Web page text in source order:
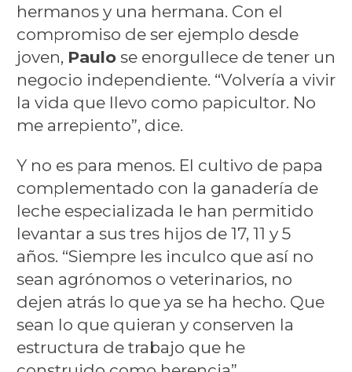
hermanos y una hermana. Con el
compromiso de ser ejemplo desde
joven, Paulose enorgullece de tener un
negocio independiente. “Volvería a vivir
la vida que llevo como papicultor. No
me arrepiento”, dice.
Y no es para menos. El cultivo de papa
complementado con la ganadería de
leche especializada le han permitido
levantar a sus tres hijos de 17, 11 y 5
años. “Siempre les inculco que así no
sean agrónomos o veterinarios, no
dejen atrás lo que ya se ha hecho. Que
sean lo que quieran y conserven la
estructura de trabajo que he